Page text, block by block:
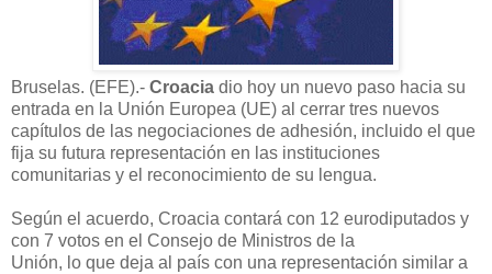
Bruselas. (EFE).- Croacia dio hoy un nuevo paso hacia su
entrada en la Unión Europea (UE) al cerrar tres nuevos
capítulos de las negociaciones de adhesión, incluido el que
fija su futura representación en las instituciones
comunitarias y el reconocimiento de su lengua.
Según el acuerdo, Croacia contará con 12 eurodiputados y
con 7 votos en el Consejo de Ministros de la
Unión, lo que deja al país con una representación similar a